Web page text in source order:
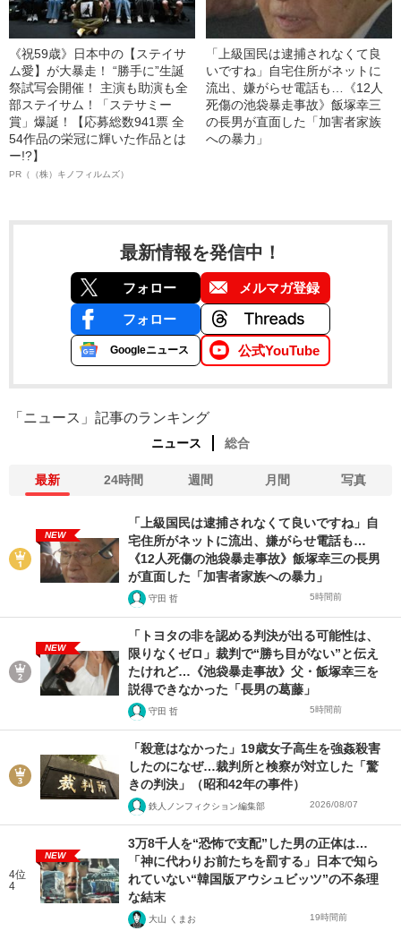
《祝59歳》日本中の【ステイサ
ム愛】が大暴走！ “勝手に”生誕
祭試写会開催！ 主演も助演も全
部ステイサム！「ステサミー
賞」爆誕！【応募総数941票 全
54作品の栄冠に輝いた作品とは
ー!?】
PR（（株）キノフィルムズ）
「上級国民は逮捕されなくて良
いですね」自宅住所がネットに
流出、嫌がらせ電話も…《12人
死傷の池袋暴走事故》飯塚幸三
の長男が直面した「加害者家族
への暴力」
最新情報を発信中！
フォロー メルマガ登録
フォロー
Googleニュース 公式YouTube
「ニュース」記事のランキング
ニュース 総合
最新 24時間 週間 月間 写真
NEW
「上級国民は逮捕されなくて良いですね」自
宅住所がネットに流出、嫌がらせ電話も…
《12人死傷の池袋暴走事故》飯塚幸三の長男
が直面した「加害者家族への暴力」
守田 哲 5時間前
NEW
「トヨタの非を認める判決が出る可能性は、
限りなくゼロ」裁判で“勝ち目がない”と伝え
たけれど…《池袋暴走事故》父・飯塚幸三を
説得できなかった「長男の葛藤」
守田 哲 5時間前
「殺意はなかった」19歳女子高生を強姦殺害
したのになぜ…裁判所と検察が対立した「驚
きの判決」（昭和42年の事件）
鉄人ノンフィクション編集部 2026/08/07
4位
4
NEW
3万8千人を“恐怖で支配”した男の正体は…
「神に代わりお前たちを罰する」日本で知ら
れていない“韓国版アウシュビッツ”の不条理
な結末
大山 くまお 19時間前